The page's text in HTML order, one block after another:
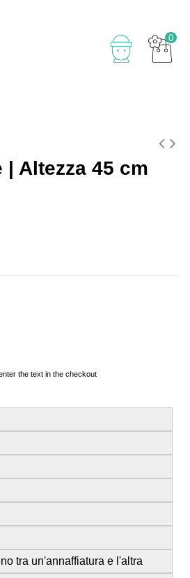
0
Altezza 45 cm
the text in the checkout
tra un'annaffiatura e l'altra